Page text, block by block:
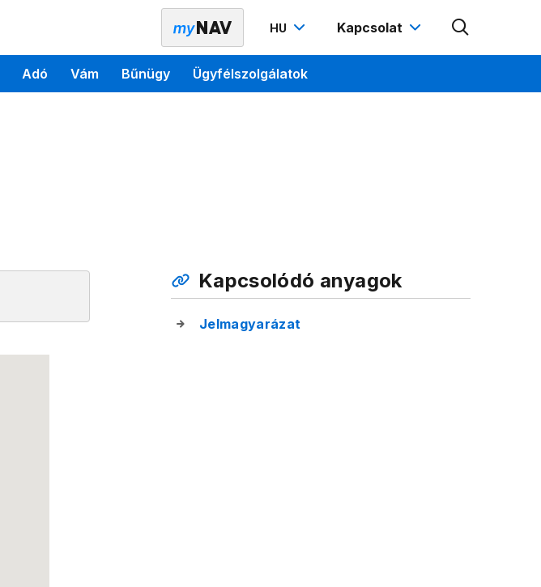
HU Kapcsolat
Adó Vám Bűnügy Ügyfélszolgálatok
Kapcsolódó anyagok
Jelmagyarázat